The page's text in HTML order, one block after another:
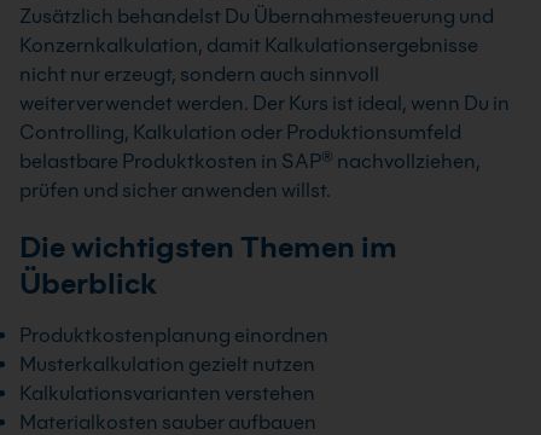
Zusätzlich behandelst Du Übernahmesteuerung und
Konzernkalkulation, damit Kalkulationsergebnisse
nicht nur erzeugt, sondern auch sinnvoll
weiterverwendet werden. Der Kurs ist ideal, wenn Du in
Controlling, Kalkulation oder Produktionsumfeld
belastbare Produktkosten in SAP® nachvollziehen,
prüfen und sicher anwenden willst.
Die wichtigsten Themen im
Überblick
Produktkostenplanung einordnen
Musterkalkulation gezielt nutzen
Kalkulationsvarianten verstehen
Materialkosten sauber aufbauen